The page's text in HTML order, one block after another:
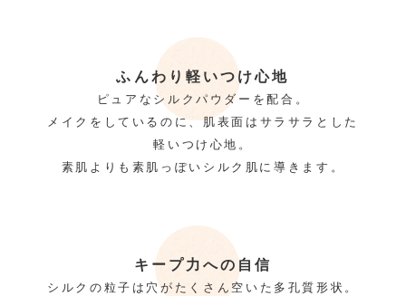
ふんわり軽いつけ心地
ピュアなシルクパウダーを配合。
メイクをしているのに、肌表面はサラサラとした
軽いつけ心地。
素肌よりも素肌っぽいシルク肌に導きます。
キープ力への自信
シルクの粒子は穴がたくさん空いた多孔質形状。